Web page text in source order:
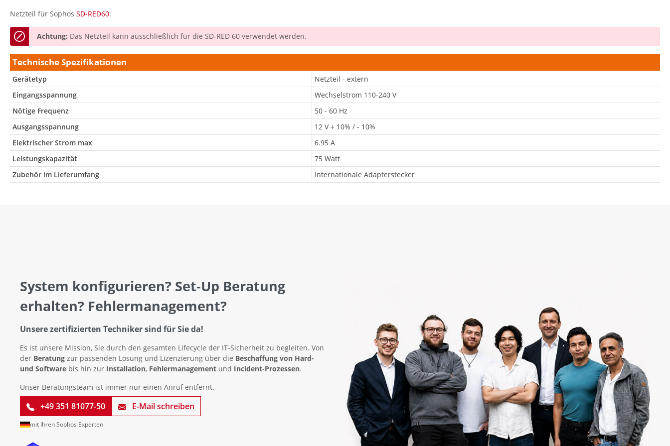
Netzteil für Sophos SD-RED60.
Achtung: Das Netzteil kann ausschließlich für die SD-RED 60 verwendet werden.
Technische Spezifikationen
Gerätetyp
Netzteil - extern
Eingangsspannung
Wechselstrom 110-240 V
Nötige Frequenz
50 - 60 Hz
Ausgangsspannung
12 V + 10% / - 10%
Elektrischer Strom max
6.95 A
Leistungskapazität
75 Watt
Zubehör im Lieferumfang
Internationale Adapterstecker
System konfigurieren? Set-Up Beratung
erhalten? Fehlermanagement?
Unsere zertifizierten Techniker sind für Sie da!
Es ist unsere Mission, Sie durch den gesamten Lifecycle der IT-Sicherheit zu begleiten. Von
der Beratung zur passenden Lösung und Lizenzierung über die Beschaffung von Hard-
und Software bis hin zur Installation, Fehlermanagement und Incident-Prozessen.
Unser Beratungsteam ist immer nur einen Anruf entfernt.
+49 351 81077-50 E-Mail schreiben
mit Ihren Sophos Experten